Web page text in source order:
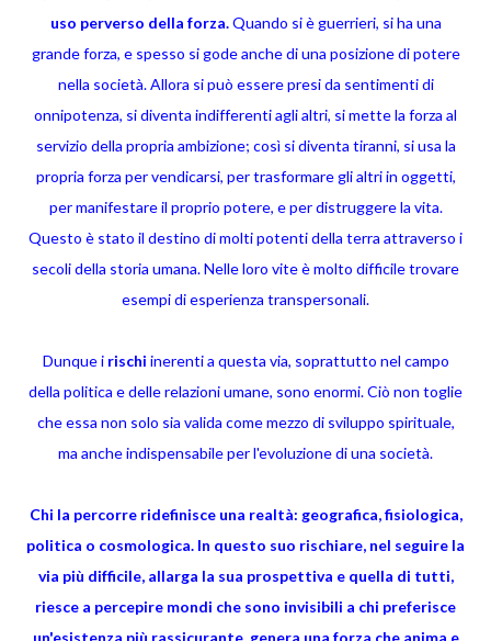
uso perverso della forza.Quando si è guerrieri, si ha una
grande forza, e spesso si gode anche di una posizione di potere
nella società. Allora si può essere presi da sentimenti di
onnipotenza, si diventa indifferenti agli altri, si mette la forza al
servizio della propria ambizione; così si diventa tiranni, si usa la
propria forza per vendicarsi, per trasformare gli altri in oggetti,
per manifestare il proprio potere, e per distruggere la vita.
Questo è stato il destino di molti potenti della terra attraverso i
secoli della storia umana. Nelle loro vite è molto difficile trovare
esempi di esperienza transpersonali.
Dunque i rischi inerenti a questa via, soprattutto nel campo
della politica e delle relazioni umane, sono enormi. Ciò non toglie
che essa non solo sia valida come mezzo di sviluppo spirituale,
ma anche indispensabile per l'evoluzione di una società.
Chi la percorre ridefinisce una realtà: geografica, fisiologica,
politica o cosmologica. In questo suo rischiare, nel seguire la
via più difficile, allarga la sua prospettiva e quella di tutti,
riesce a percepire mondi che sono invisibili a chi preferisce
un'esistenza più rassicurante, genera una forza che anima e